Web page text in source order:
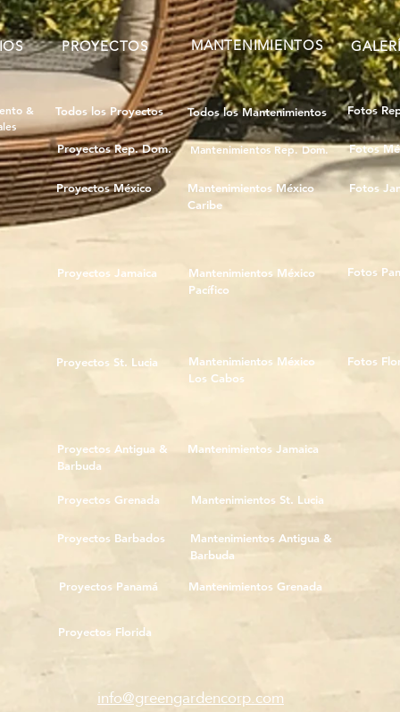
PROYECTOS MANTENIMIENTOS
&
Todos los Proyectos Todos los Mantenimientos Fotos
Proyectos Rep. Dom. Mantenimientos Rep. Dom. Fotos
Proyectos México
Mantenimientos México
Caribe
Fotos
Proyectos Jamaica
Mantenimientos México
Pacífico
Fotos
Proyectos St. Lucia
Mantenimientos México
Los Cabos
Fotos
Proyectos Antigua &
Barbuda
Mantenimientos Jamaica
Proyectos Grenada Mantenimientos St. Lucia
Proyectos Barbados
Mantenimientos Antigua &
Barbuda
Proyectos Panamá Mantenimientos Grenada
Proyectos Florida
info@greengardencorp.com